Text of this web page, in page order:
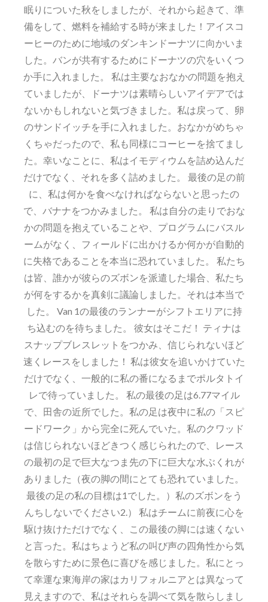
眠りについた秋をしましたが、それから起きて、準
備をして、燃料を補給する時が来ました！アイスコ
ーヒーのために地域のダンキンドーナツに向かいま
した。バンが共有するためにドーナツの穴をいくつ
か手に入れました。 私は主要なおなかの問題を抱え
ていましたが、ドーナツは素晴らしいアイデアでは
ないかもしれないと気づきました。私は戻って、卵
のサンドイッチを手に入れました。おなかがめちゃ
くちゃだったので、私も同様にコーヒーを捨てまし
た。幸いなことに、私はイモディウムを詰め込んだ
だけでなく、それを多く詰めました。 最後の足の前
に、私は何かを食べなければならないと思ったの
で、バナナをつかみました。 私は自分の走りでおな
かの問題を抱えていることや、プログラムにバスル
ームがなく、フィールドに出かけるか何かが自動的
に失格であることを本当に恐れていました。 私たち
は皆、誰かが彼らのズボンを派遣した場合、私たち
が何をするかを真剣に議論しました。それは本当で
した。 Van 1の最後のランナーがシフトエリアに持
ち込むのを待ちました。 彼女はそこだ！ ティナは
スナップブレスレットをつかみ、信じられないほど
速くレースをしました！ 私は彼女を追いかけていた
だけでなく、一般的に私の番になるまでポルタトイ
レで待っていました。 私の最後の足は6.77マイル
で、田舎の近所でした。私の足は夜中に私の「スピ
ードワーク」から完全に死んでいた。私のクワッド
は信じられないほどきつく感じられたので、レース
の最初の足で巨大なつま先の下に巨大な水ぶくれが
ありました（夜の脚の間にとても恐れていました。
最後の足の私の目標は1でした。）私のズボンをう
んちしないでください2.） 私はチームに前夜に心を
駆け抜けただけでなく、この最後の脚には速くない
と言った。私はちょうど私の叫び声の四角性から気
を散らすために景色に喜びを感じました。私にとっ
て幸運な東海岸の家はカリフォルニアとは異なって
見えますので、私はそれらを調べて気を散らしまし